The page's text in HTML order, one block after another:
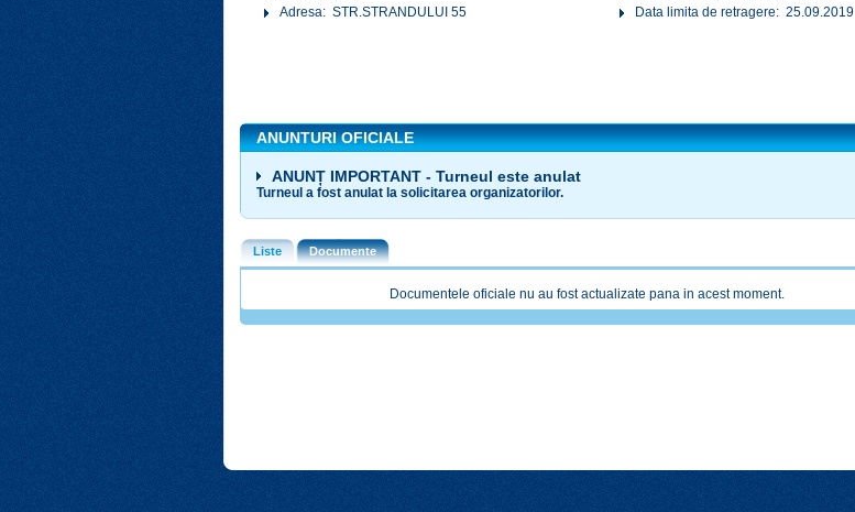
Adresa: STR.STRANDULUI 55
Data limita de retragere: 25.09.2019
ANUNTURI OFICIALE
ANUNȚ IMPORTANT - Turneul este anulat
Turneul a fost anulat la solicitarea organizatorilor.
Liste Documente
Documentele oficiale nu au fost actualizate pana in acest moment.